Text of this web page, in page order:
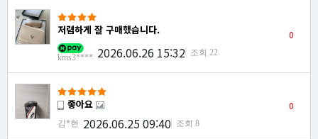
저렴하게 잘 구매했습니다.
kms3**** 2026.06.26 15:32 조회 22
0
좋아요
김*현 2026.06.25 09:40 조회 8
0